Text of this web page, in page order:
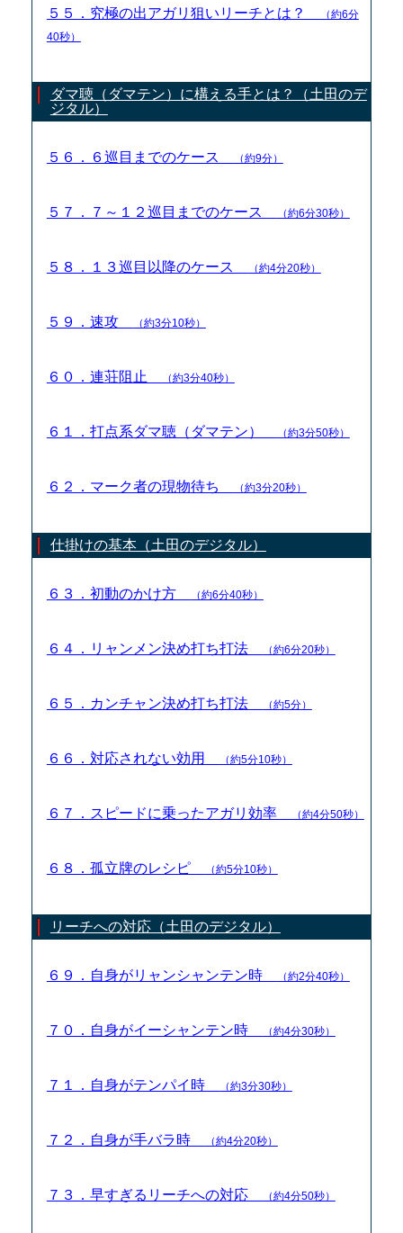
５５．究極の出アガリ狙いリーチとは？
（約6分
40秒）
ダマ聴（ダマテン）に構える手とは？（土田のデ
ジタル）
５６．６巡目までのケース （約9分）
５７．７～１２巡目までのケース （約6分30秒）
５８．１３巡目以降のケース （約4分20秒）
５９．速攻 （約3分10秒）
６０．連荘阻止 （約3分40秒）
６１．打点系ダマ聴（ダマテン） （約3分50秒）
６２．マーク者の現物待ち （約3分20秒）
仕掛けの基本（土田のデジタル）
６３．初動のかけ方 （約6分40秒）
６４．リャンメン決め打ち打法 （約6分20秒）
６５．カンチャン決め打ち打法 （約5分）
６６．対応されない効用 （約5分10秒）
６７．スピードに乗ったアガリ効率 （約4分50秒）
６８．孤立牌のレシピ （約5分10秒）
リーチへの対応（土田のデジタル）
６９．自身がリャンシャンテン時 （約2分40秒）
７０．自身がイーシャンテン時 （約4分30秒）
７１．自身がテンパイ時 （約3分30秒）
７２．自身が手バラ時 （約4分20秒）
７３．早すぎるリーチへの対応 （約4分50秒）